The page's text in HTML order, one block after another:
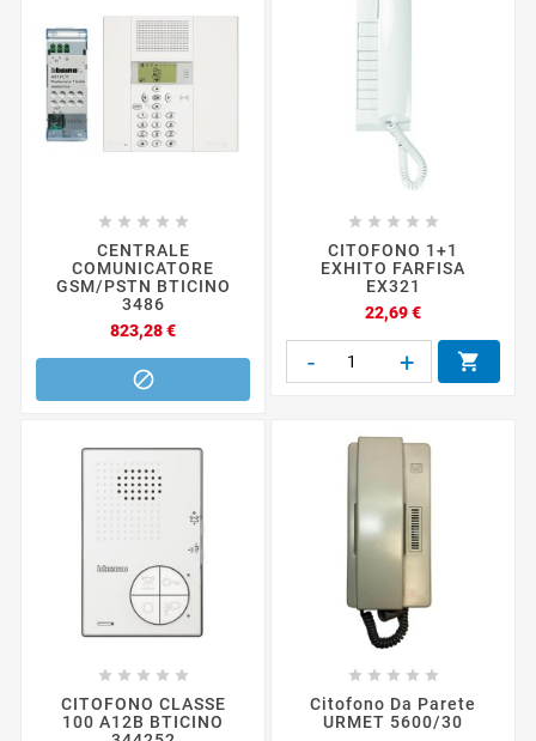
    
CENTRALE
COMUNICATORE
GSM/PSTN BTICINO
3486
823,28 €Prezzo

    
CITOFONO 1+1
EXHITO FARFISA
EX321
22,69 €Prezzo
- + 
    
CITOFONO CLASSE
100 A12B BTICINO
    
Citofono Da Parete
URMET 5600/30